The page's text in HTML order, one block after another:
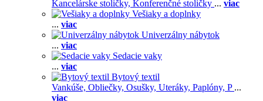
Kancelárske stoličky, Konferenčné stoličky ... viac
Vešiaky a doplnky
... viac
Univerzálny nábytok
... viac
Sedacie vaky
... viac
Bytový textil
Vankúše, Obliečky, Osušky, Uteráky, Paplóny, P ...
viac